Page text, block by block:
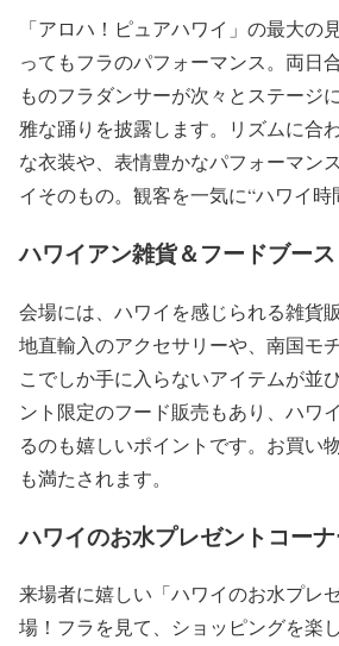
「アロハ！ピュアハワイ」の最大の
ってもフラのパフォーマンス。両日
ものフラダンサーが次々とステージ
雅な踊りを披露します。リズムに合
な衣装や、表情豊かなパフォーマン
イそのもの。観客を一気に“ハワイ時
ハワイアン雑貨＆フードブース
会場には、ハワイを感じられる雑貨
地直輸入のアクセサリーや、南国モ
こでしか手に入らないアイテムが並
ント限定のフード販売もあり、ハワ
るのも嬉しいポイントです。お買い
も満たされます。
ハワイのお水プレゼントコー
来場者に嬉しい「ハワイのお水プレ
場！フラを見て、ショッピングを楽